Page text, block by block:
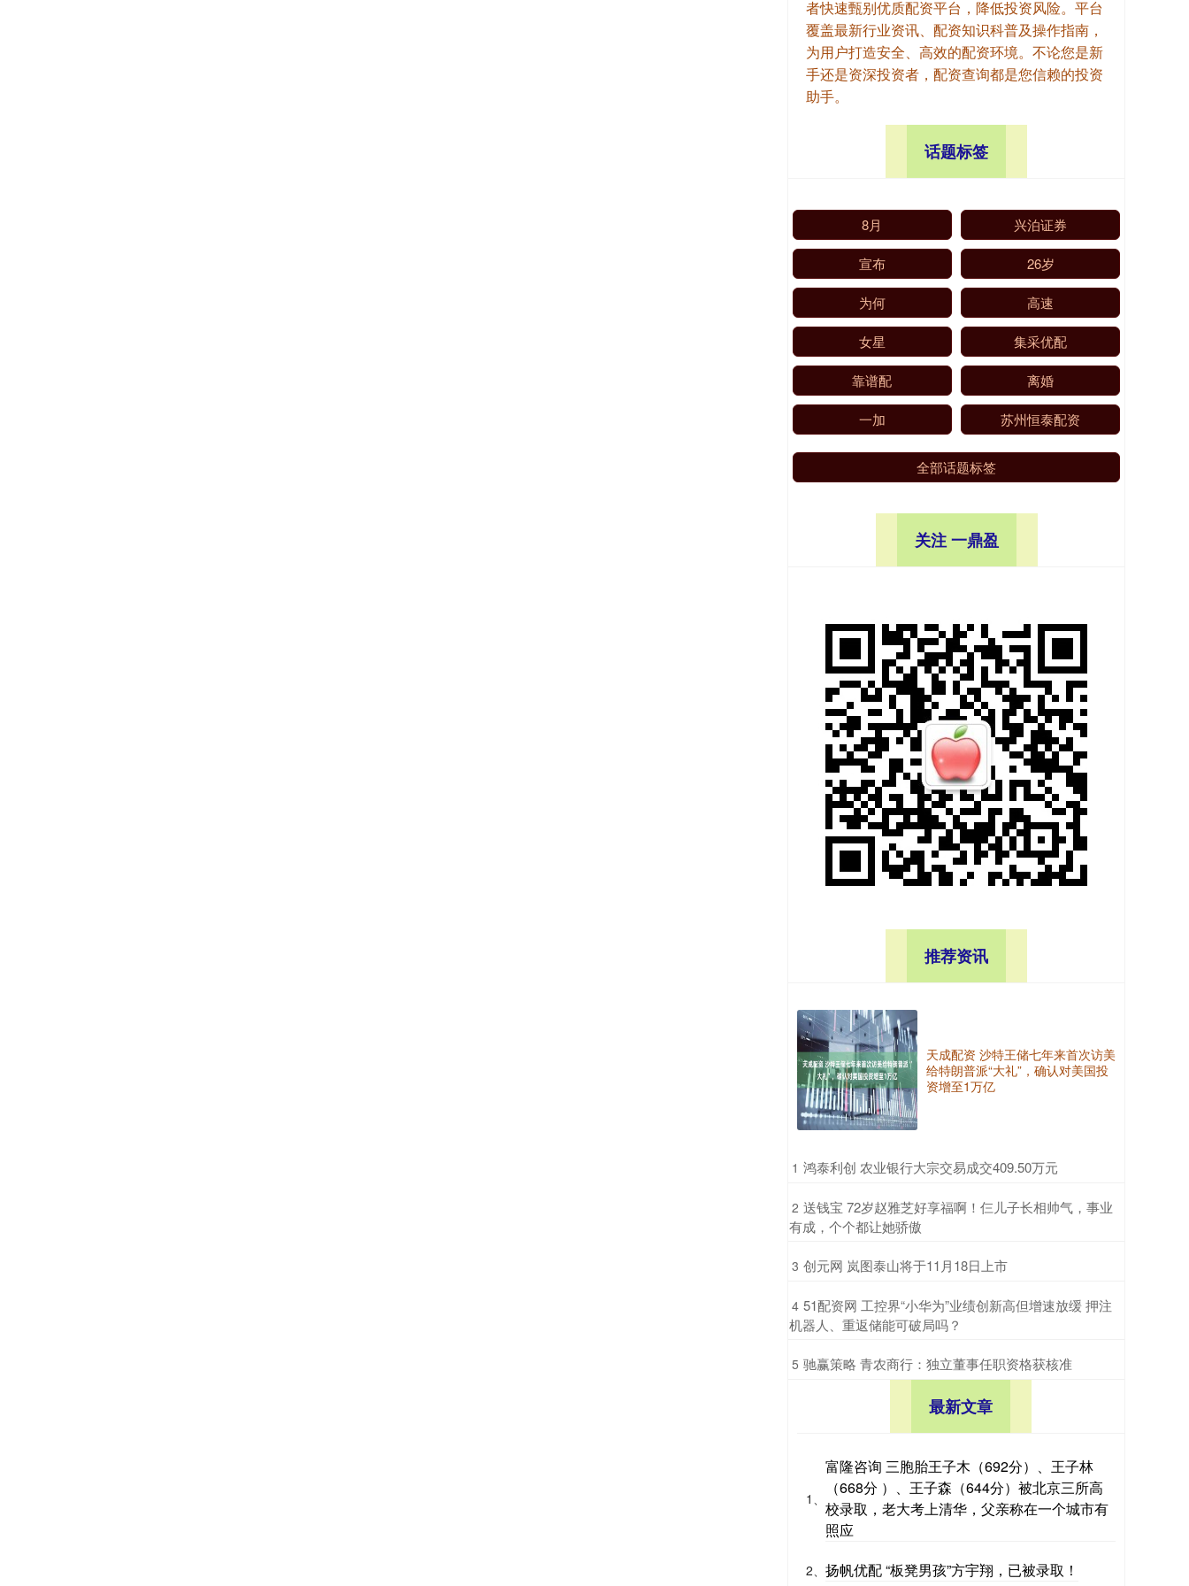
者快速甄别优质配资平台，降低投资风险。平台
覆盖最新行业资讯、配资知识科普及操作指南，
为用户打造安全、高效的配资环境。不论您是新
手还是资深投资者，配资查询都是您信赖的投资
助手。
话题标签
8月 兴泊证券
宣布 26岁
为何 高速
女星 集采优配
靠谱配 离婚
一加 苏州恒泰配资
全部话题标签
关注 一鼎盈
推荐资讯
天成配资 沙特王储七年来首次访美
给特朗普派“大礼”，确认对美国投
资增至1万亿
1 ​鸿泰利创 农业银行大宗交易成交409.50万元
2 ​送钱宝 72岁赵雅芝好享福啊！仨儿子长相帅气，事业
有成，个个都让她骄傲
3 ​创元网 岚图泰山将于11月18日上市
4 ​51配资网 工控界“小华为”业绩创新高但增速放缓 押注
机器人、重返储能可破局吗？
5 ​驰赢策略 青农商行：独立董事任职资格获核准
最新文章
1、
富隆咨询 三胞胎王子木（692分）、王子林
（668分 ）、王子森（644分）被北京三所高
校录取，老大考上清华，父亲称在一个城市有
照应
2、 扬帆优配 “板凳男孩”方宇翔，已被录取！